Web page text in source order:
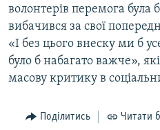
волонтерів перемога
вибачився за свої
«І без цього внеску ми б
було б набагато важче»,
масову критику в
Поділитись Читати